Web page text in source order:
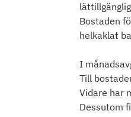
Bostaden
helkaklat
I
Till
Vidare har
Dessutom